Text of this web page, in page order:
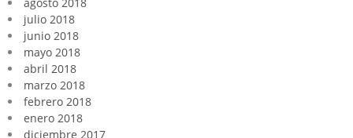
agosto 2018
julio 2018
junio 2018
mayo 2018
abril 2018
marzo 2018
febrero 2018
enero 2018
diciembre 2017